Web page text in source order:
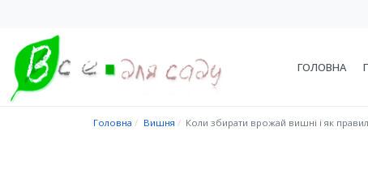
ГОЛОВНА
Головна Вишня Коли збирати врожай вишні і як